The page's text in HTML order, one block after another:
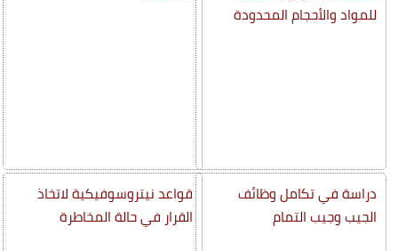
للمواد والأحجام المحدودة
دراسة في تكامل وظائف
الجيب وجيب التمام
قواعد نيتروسوفيكية لاتخاذ
القرار في حالة المخاطرة